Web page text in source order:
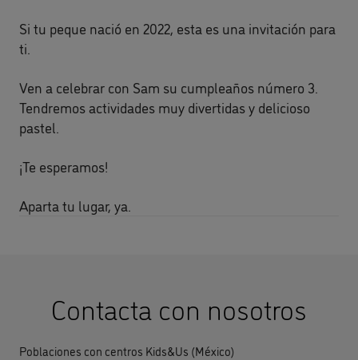
Si tu peque nació en 2022, esta es una invitación para
ti.
Ven a celebrar con Sam su cumpleaños número 3.
Tendremos actividades muy divertidas y delicioso
pastel.
¡Te esperamos!
Aparta tu lugar, ya.
Contacta con nosotros
Poblaciones con centros Kids&Us (México)